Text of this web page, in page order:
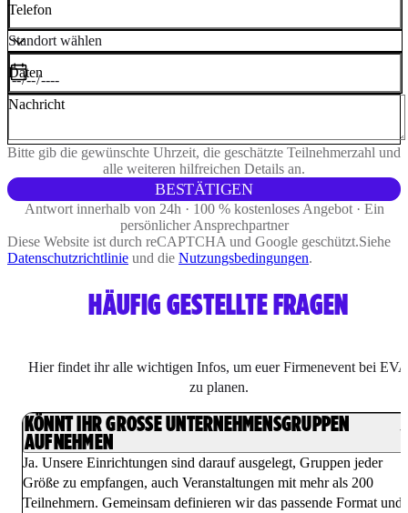
Telefon
Daten
Nachricht
Bitte gib die gewünschte Uhrzeit, die geschätzte Teilnehmerzahl und
alle weiteren hilfreichen Details an.
BESTÄTIGEN
Antwort innerhalb von 24h · 100 % kostenloses Angebot · Ein
persönlicher Ansprechpartner
Diese Website ist durch reCAPTCHA und Google geschützt.Siehe
Datenschutzrichtlinie und die Nutzungsbedingungen.
HÄUFIG GESTELLTE FRAGEN
Hier findet ihr alle wichtigen Infos, um euer Firmenevent bei EVA
zu planen.
KÖNNT IHR GROSSE UNTERNEHMENSGRUPPEN A
UFNEHMEN
Ja. Unsere Einrichtungen sind darauf ausgelegt, Gruppen jeder
Größe zu empfangen, auch Veranstaltungen mit mehr als 200
Teilnehmern. Gemeinsam definieren wir das passende Format und